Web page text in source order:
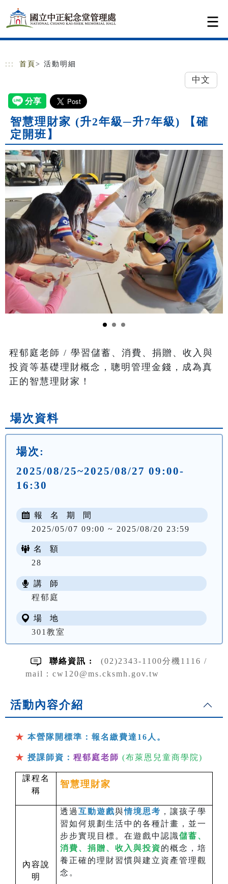
跳到主要內容
網站導覽
::: 首頁 > 活動明細
中文
智慧理財家 (升2年級─升7年級) 【確
定開班】
程郁庭老師 / 學習儲蓄、消費、捐贈、收入與
投資等基礎理財概念，聰明管理金錢，成為真
正的智慧理財家！
場次資料
場次:
2025/08/25~2025/08/27 09:00-
16:30
報 名 期 間
2025/05/07 09:00 ~ 2025/08/20 23:59
名 額
28
講 師
程郁庭
場 地
301教室
聯絡資訊 :
(02)2343-1100分機1116 /
mail：cw120@ms.cksmh.gov.tw
活動內容介紹
★ 本營隊開標準：報名繳費達16人。
★ 授課師資： 程郁庭老師 (布萊恩兒童商學院)
課程名
稱
智慧理財家
內容說
明
透過 互動遊戲與情境思考 ，讓孩子學
習如何規劃生活中的各種計畫，並一
步步實現目標。在遊戲中認識儲蓄、
消費、捐贈、收入與投資的概念，培
養正確的理財習慣與建立資產管理觀
念。